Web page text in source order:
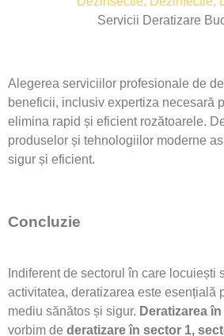
Servicii Deratizare
Alegerea serviciilor profesionale de
beneficii, inclusiv expertiza necesară
elimina rapid și eficient rozătoarele.
produselor și tehnologiilor moderne
sigur și eficient.
Concluzie
Indiferent de sectorul în care locuiești
activitatea, deratizarea este esențială
mediu sănătos și sigur. Deratizarea
vorbim de deratizare în sector 1,